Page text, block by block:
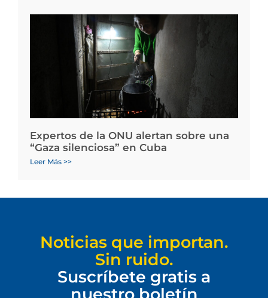
Expertos de la ONU alertan sobre una
“Gaza silenciosa” en Cuba
Leer Más >>
Noticias que importan.
Sin ruido.
Suscríbete gratis a